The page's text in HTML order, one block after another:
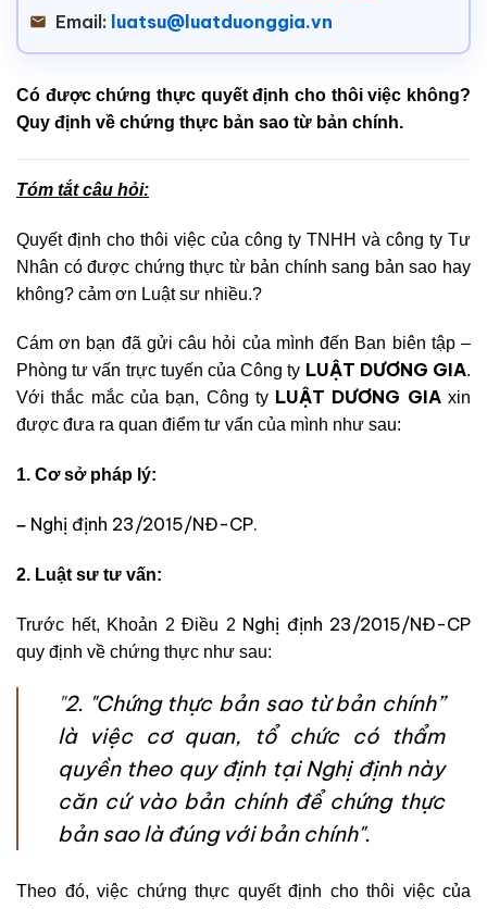
Email: luatsu@luatduonggia.vn
Có được chứng thực quyết định cho thôi việc không?
Quy định về chứng thực bản sao từ bản chính.
Tóm tắt câu hỏi:
Quyết định cho thôi việc của công ty TNHH và công ty Tư
Nhân có được chứng thực từ bản chính sang bản sao hay
không? cảm ơn Luật sư nhiều.?
Cám ơn bạn đã gửi câu hỏi của mình đến Ban biên tập –
Phòng tư vấn trực tuyến của Công ty LUẬT DƯƠNG GIA.
Với thắc mắc của bạn, Công ty LUẬT DƯƠNG GIAxin
được đưa ra quan điểm tư vấn của mình như sau:
1. Cơ sở pháp lý:
– Nghị định 23/2015/NĐ-CP.
2. Luật sư tư vấn:
Trước hết, Khoản 2 Điều 2 Nghị định 23/2015/NĐ-CP
quy định về chứng thực như sau:
"2. "Chứng thực bản sao từ bản chính”
là việc cơ quan, tổ chức có thẩm
quyền theo quy định tại Nghị định này
căn cứ vào bản chính để chứng thực
bản sao là đúng với bản chính".
Theo đó, việc chứng thực quyết định cho thôi việc của